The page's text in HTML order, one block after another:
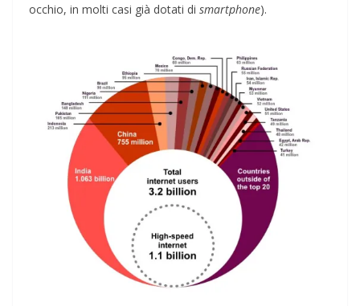
occhio, in molti casi già dotati di smartphone).